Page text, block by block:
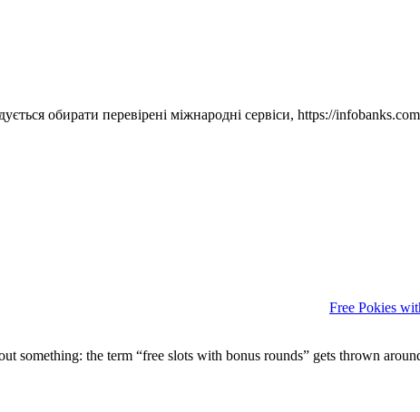
обирати перевірені міжнародні сервіси, https://
Free Pokies
something: the term “free slots with bonus rounds” gets thrown